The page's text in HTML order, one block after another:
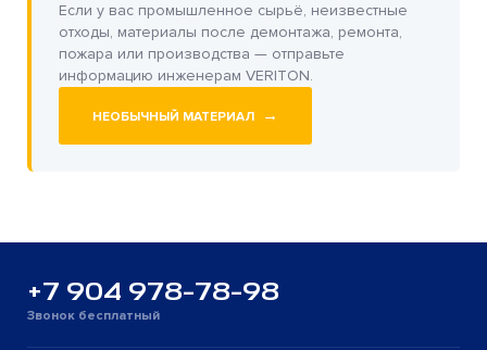
Если у вас промышленное сырьё, неизвестные
отходы, материалы после демонтажа, ремонта,
пожара или производства — отправьте
информацию инженерам VERITON.
НЕОБЫЧНЫЙ МАТЕРИАЛ →
+7 904 978-78-98
Звонок бесплатный